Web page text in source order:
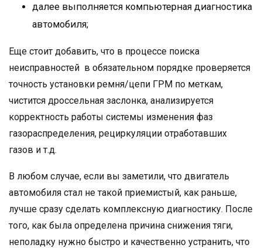
далее выполняется компьютерная диагностика
автомобиля;
Еще стоит добавить, что в процессе поиска
неисправностей в обязательном порядке проверяется
точность установки ремня/цепи ГРМ по меткам,
чистится дроссельная заслонка, анализируется
корректность работы системы изменения фаз
газораспределения, рециркуляции отработавших
газов и т.д.
В любом случае, если вы заметили, что двигатель
автомобиля стал не такой приемистый, как раньше,
лучше сразу сделать комплексную диагностику. После
того, как была определена причина снижения тяги,
неполадку нужно быстро и качественно устранить, что